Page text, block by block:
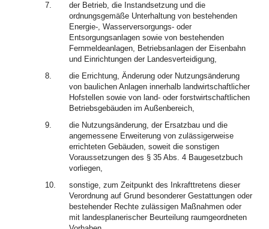
7.
der Betrieb, die Instandsetzung und die
ordnungsgemäße Unterhaltung von bestehenden
Energie-, Wasserversorgungs- oder
Entsorgungsanlagen sowie von bestehenden
Fernmeldeanlagen, Betriebsanlagen der Eisenbahn
und Einrichtungen der Landesverteidigung,
8.
die Errichtung, Änderung oder Nutzungsänderung
von baulichen Anlagen innerhalb landwirtschaftlicher
Hofstellen sowie von land- oder forstwirtschaftlichen
Betriebsgebäuden im Außenbereich,
9.
die Nutzungsänderung, der Ersatzbau und die
angemessene Erweiterung von zulässigerweise
errichteten Gebäuden, soweit die sonstigen
Voraussetzungen des § 35 Abs. 4 Baugesetzbuch
vorliegen,
10.
sonstige, zum Zeitpunkt des Inkrafttretens dieser
Verordnung auf Grund besonderer Gestattungen oder
bestehender Rechte zulässigen Maßnahmen oder
mit landesplanerischer Beurteilung raumgeordneten